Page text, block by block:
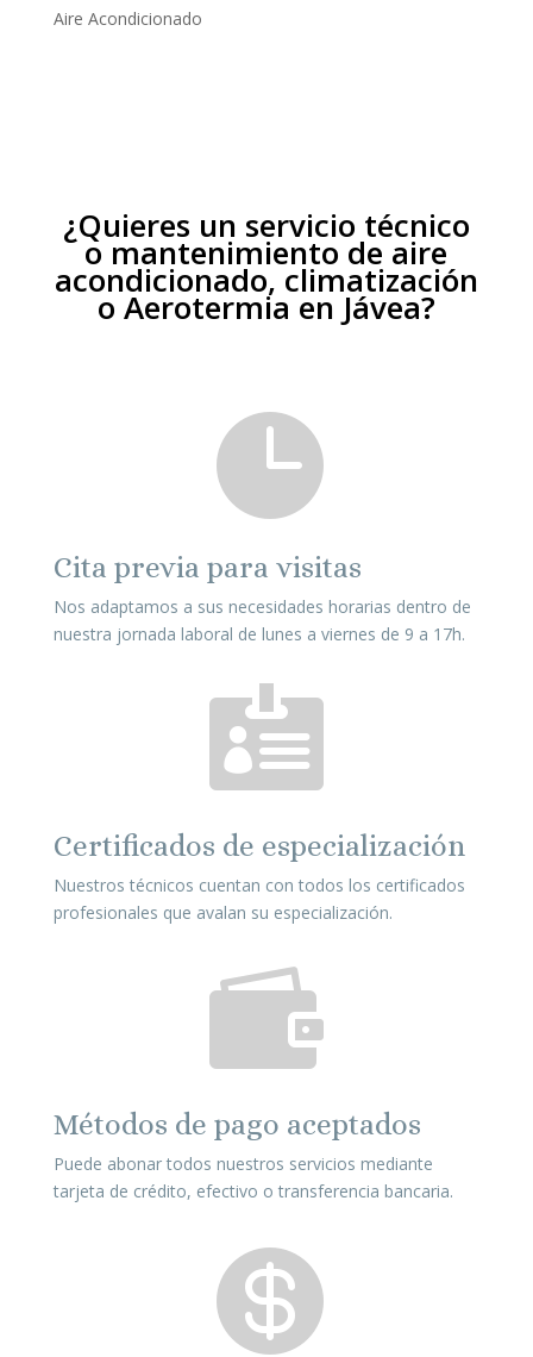
Aire Acondicionado
¿Quieres un servicio técnico
o mantenimiento de aire
acondicionado, climatización
o Aerotermia en Jávea?

Cita previa para visitas
Nos adaptamos a sus necesidades horarias dentro de
nuestra jornada laboral de lunes a viernes de 9 a 17h.

Certificados de especialización
Nuestros técnicos cuentan con todos los certificados
profesionales que avalan su especialización.

Métodos de pago aceptados
Puede abonar todos nuestros servicios mediante
tarjeta de crédito, efectivo o transferencia bancaria.
